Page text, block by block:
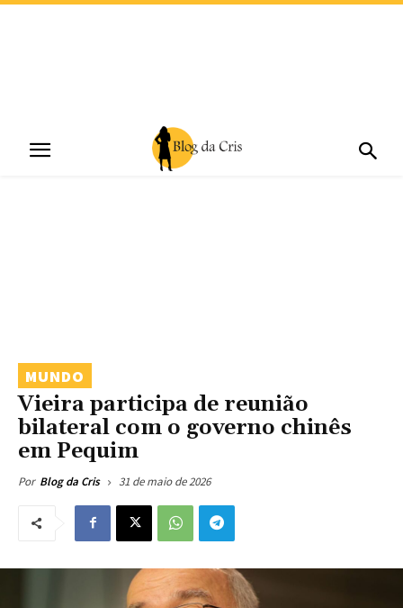
MUNDO
Vieira participa de reunião
bilateral com o governo chinês
em Pequim
Por Blog da Cris 31 de maio de 2026